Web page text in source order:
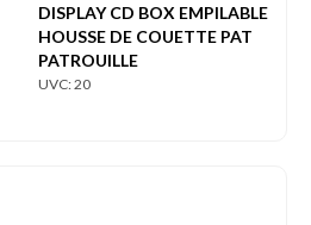
DISPLAY CD BOX EMPILABLE
HOUSSE DE COUETTE PAT
PATROUILLE
UVC: 20